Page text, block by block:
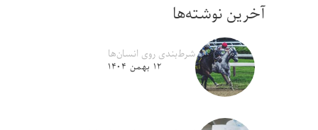
آخرین نوشته‌ها
شرط‌بندی روی انسان‌ها
۱۲ بهمن ۱۴۰۴